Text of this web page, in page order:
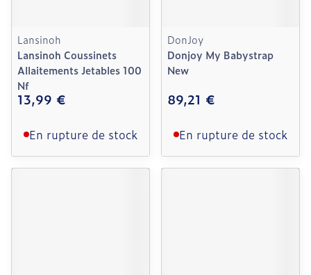
Lansinoh
Lansinoh Coussinets
Allaitements Jetables 100
Nf
13,99 €
En rupture de stock
DonJoy
Donjoy My Babystrap
New
89,21 €
En rupture de stock